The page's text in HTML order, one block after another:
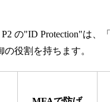
の"ID Protection"は、
の役割を持ちます。